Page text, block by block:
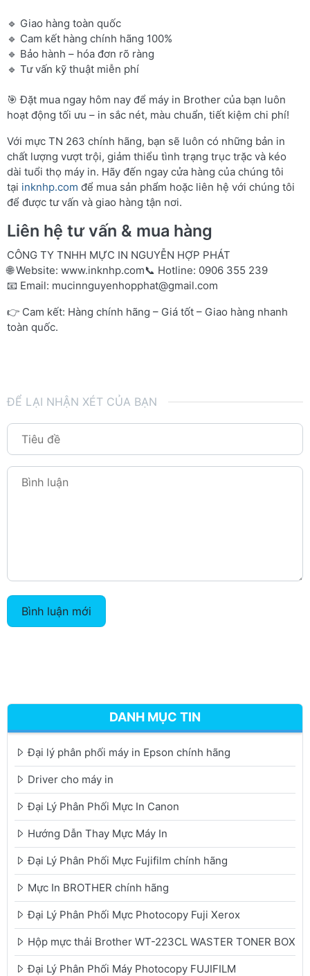
🔹 Giao hàng toàn quốc
🔹 Cam kết hàng chính hãng 100%
🔹 Bảo hành – hóa đơn rõ ràng
🔹 Tư vấn kỹ thuật miễn phí
🎯 Đặt mua ngay hôm nay để máy in Brother của bạn luôn
hoạt động tối ưu – in sắc nét, màu chuẩn, tiết kiệm chi phí!
Với mực TN 263 chính hãng, bạn sẽ luôn có những bản in
chất lượng vượt trội, giảm thiểu tình trạng trục trặc và kéo
dài tuổi thọ máy in. Hãy đến ngay cửa hàng của chúng tôi
tại inknhp.com để mua sản phẩm hoặc liên hệ với chúng tôi
để được tư vấn và giao hàng tận nơi.
Liên hệ tư vấn & mua hàng
CÔNG TY TNHH MỰC IN NGUYỄN HỢP PHÁT
🌐 Website: www.inknhp.com📞 Hotline: 0906 355 239
📧 Email: mucinnguyenhopphat@gmail.com
👉 Cam kết: Hàng chính hãng – Giá tốt – Giao hàng nhanh
toàn quốc.
ĐỂ LẠI NHẬN XÉT CỦA BẠN
Bình luận mới
DANH MỤC TIN
Đại lý phân phối máy in Epson chính hãng
Driver cho máy in
Đại Lý Phân Phối Mực In Canon
Hướng Dẫn Thay Mực Máy In
Đại Lý Phân Phối Mực Fujifilm chính hãng
Mực In BROTHER chính hãng
Đại Lý Phân Phối Mực Photocopy Fuji Xerox
Hộp mực thải Brother WT-223CL WASTER TONER BOX
Đại Lý Phân Phối Máy Photocopy FUJIFILM